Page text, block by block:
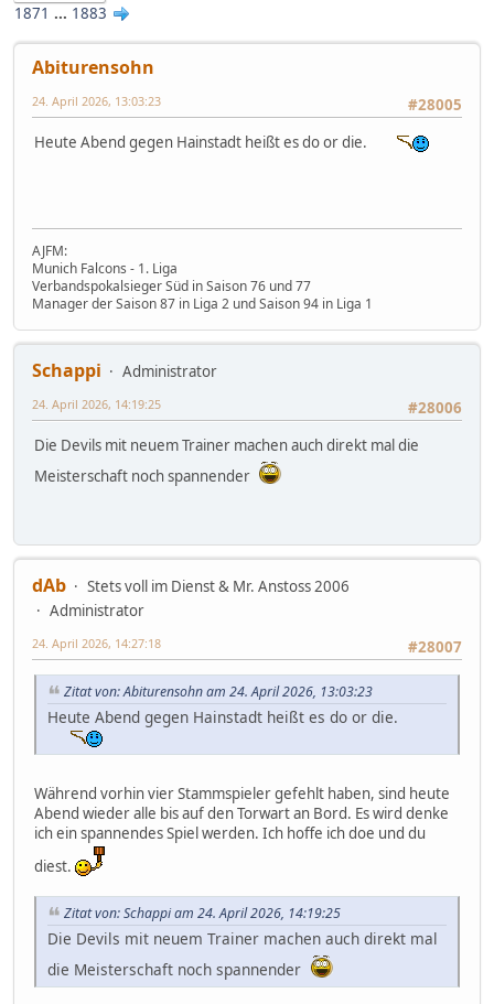
1871 ... 1883
Abiturensohn
#28005
24. April 2026, 13:03:23
Heute Abend gegen Hainstadt heißt es do or die.
AJFM:
Munich Falcons - 1. Liga
Verbandspokalsieger Süd in Saison 76 und 77
Manager der Saison 87 in Liga 2 und Saison 94 in Liga 1
Schappi
Administrator
#28006
24. April 2026, 14:19:25
Die Devils mit neuem Trainer machen auch direkt mal die
Meisterschaft noch spannender
dAb
Stets voll im Dienst & Mr. Anstoss 2006
Administrator
#28007
24. April 2026, 14:27:18
Zitat von: Abiturensohn am 24. April 2026, 13:03:23
Heute Abend gegen Hainstadt heißt es do or die.
Während vorhin vier Stammspieler gefehlt haben, sind heute
Abend wieder alle bis auf den Torwart an Bord. Es wird denke
ich ein spannendes Spiel werden. Ich hoffe ich doe und du
diest.
Zitat von: Schappi am 24. April 2026, 14:19:25
Die Devils mit neuem Trainer machen auch direkt mal
die Meisterschaft noch spannender